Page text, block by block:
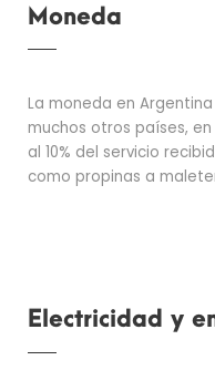
Moneda
La moneda en Argentina
muchos otros países,
al 10% del servicio
como propinas a
Electricidad y